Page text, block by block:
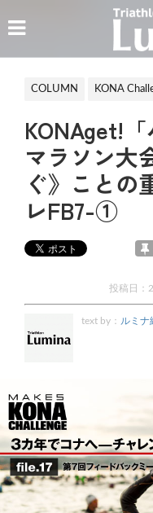
COLUMN KONA
KONAget!
マラソン大
ぐ》ことの
レFB7-①
投稿日：
text by： ルミナ